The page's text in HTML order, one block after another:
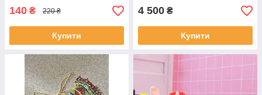
140 ₴ 220 ₴
Купити
4 500 ₴
Купити